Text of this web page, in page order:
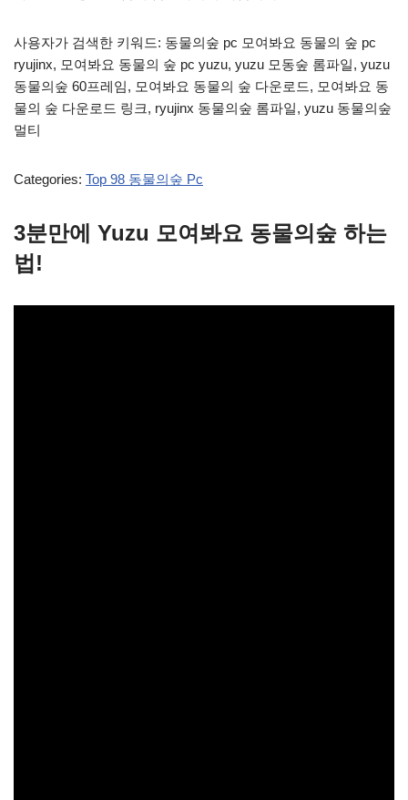
사용자가 검색한 키워드: 동물의숲 pc 모여봐요 동물의 숲 pc
ryujinx, 모여봐요 동물의 숲 pc yuzu, yuzu 모동숲 롬파일, yuzu
동물의숲 60프레임, 모여봐요 동물의 숲 다운로드, 모여봐요 동
물의 숲 다운로드 링크, ryujinx 동물의숲 롬파일, yuzu 동물의숲
멀티
Categories: Top 98 동물의숲 Pc
3분만에 Yuzu 모여봐요 동물의숲 하는
법!